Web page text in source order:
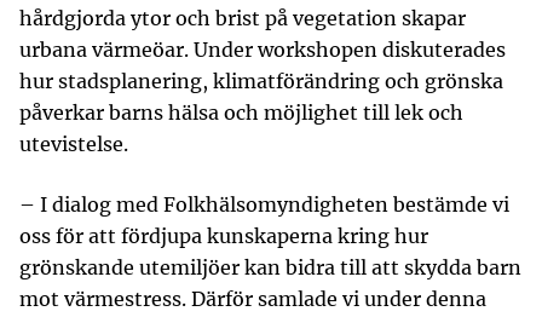
hårdgjorda ytor och brist på vegetation skapar
urbana värmeöar. Under workshopen diskuterades
hur stadsplanering, klimatförändring och grönska
påverkar barns hälsa och möjlighet till lek och
utevistelse.
– I dialog med Folkhälsomyndigheten bestämde vi
oss för att fördjupa kunskaperna kring hur
grönskande utemiljöer kan bidra till att skydda barn
mot värmestress. Därför samlade vi under denna